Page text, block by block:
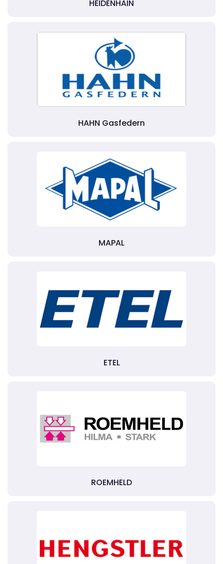
HEIDENHAIN
HAHN Gasfedern
MAPAL
ETEL
ROEMHELD